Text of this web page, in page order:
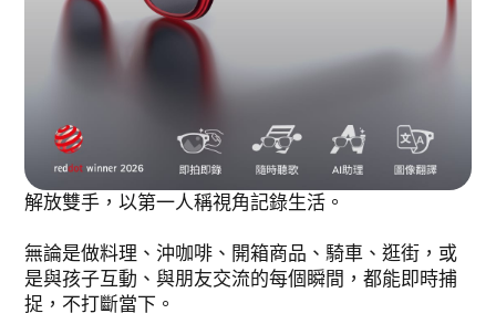
解放雙手，以第一人稱視角記錄生活。
無論是做料理、沖咖啡、開箱商品、騎車、逛街，或
是與孩子互動、與朋友交流的每個瞬間，都能即時捕
捉，不打斷當下。